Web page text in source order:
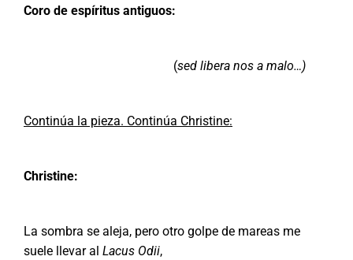
Coro de espíritus antiguos:
(sed libera nos a malo…)
Continúa la pieza. Continúa Christine:
Christine:
La sombra se aleja, pero otro golpe de mareas me
suele llevar al Lacus Odii,